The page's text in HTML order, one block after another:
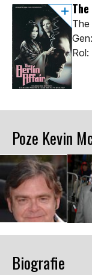
The
Poze Kevin
Biografie